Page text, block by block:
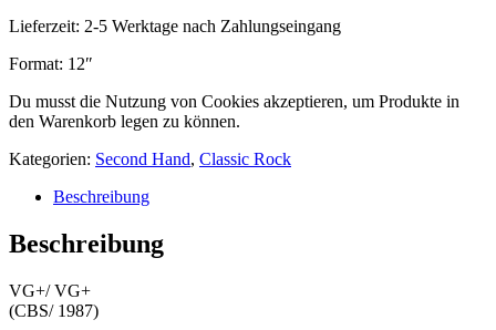
Lieferzeit: 2-5 Werktage nach Zahlungseingang
Format: 12″
Du musst die Nutzung von Cookies akzeptieren, um Produkte in
den Warenkorb legen zu können.
Kategorien: Second Hand, Classic Rock
Beschreibung
Beschreibung
VG+/ VG+
(CBS/ 1987)